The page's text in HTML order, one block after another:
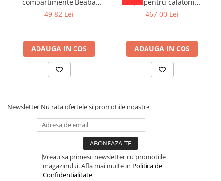
confortabilă și accesul în borcane adânci
Materiale sigure
Set de 4 lingurițe– culori vesele și atractive pentru bebeluș
Recomandate pentru bebeluși de 4+ luni
Previne arsurile accidentale cu ajutorul senzorului de
Ușor de utilizat și de curățat, perfecte pentru mesele zilnice
Materialele sigure protejează sănătatea copilului
compartimente Beaba
Mineral Grey/Blue
49,82 Lei
ADAUGA IN COS
apă pentru călătorii
Momcozy Portable Bottle
467,00 Lei
ADAUGA IN COS
Newsletter Nu rata ofertele si promotiile noastre
Vreau sa primesc newsletter cu promotiile
magazinului. Afla mai multe in Politica de
Confidentialitate